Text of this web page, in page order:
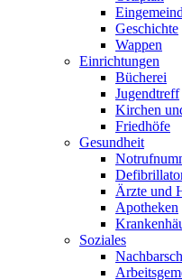
Geschichte
Wappen
Einrichtungen
Bücherei
Jugendtreff
Kirchen
Friedhöfe
Gesundheit
Ärzte und
Apotheken
Soziales